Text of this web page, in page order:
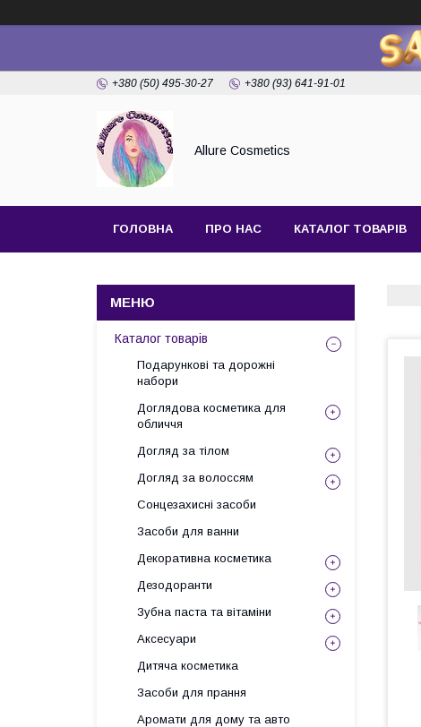
+380 (50) 495-30-27 +380 (93) 641-91-01
Allure Cosmetics
ГОЛОВНА ПРО НАС КАТАЛОГ ТОВАРІВ
Каталог товарів
Подарункові та дорожні
набори
Доглядова косметика для
обличчя
Догляд за тілом
Догляд за волоссям
Сонцезахисні засоби
Засоби для ванни
Декоративна косметика
Дезодоранти
Зубна паста та вітаміни
Аксесуари
Дитяча косметика
Засоби для прання
Аромати для дому та авто